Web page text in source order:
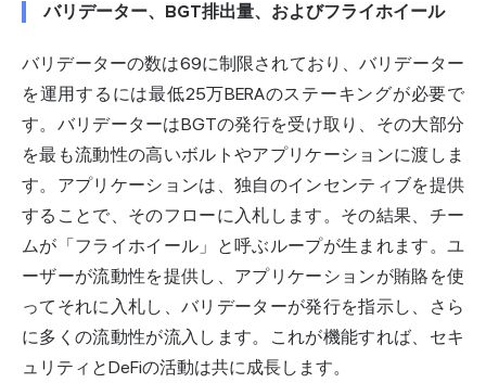
バリデーター、BGT排出量、およびフライホイール
バリデーターの数は69に制限されており、バリデーター
を運用するには最低25万BERAのステーキングが必要で
す。バリデーターはBGTの発行を受け取り、その大部分
を最も流動性の高いボルトやアプリケーションに渡しま
す。アプリケーションは、独自のインセンティブを提供
することで、そのフローに入札します。その結果、チー
ムが「フライホイール」と呼ぶループが生まれます。ユ
ーザーが流動性を提供し、アプリケーションが賄賂を使
ってそれに入札し、バリデーターが発行を指示し、さら
に多くの流動性が流入します。これが機能すれば、セキ
ュリティとDeFiの活動は共に成長します。